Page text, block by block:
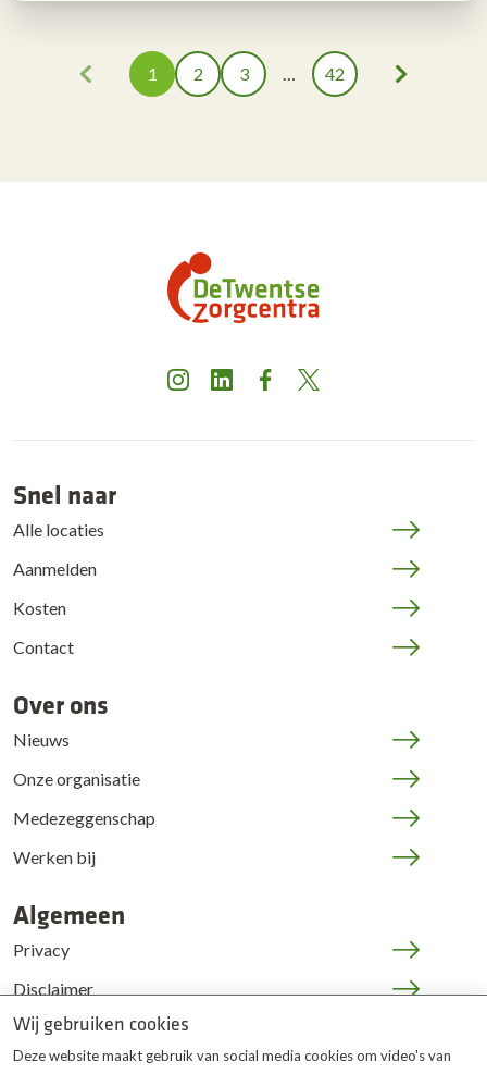
Vorige
1 2 3 … 42
Volgende
InstagramLinkedInFacebook
X
Snel naar
Alle locaties
Aanmelden
Kosten
Contact
Over ons
Nieuws
Onze organisatie
Medezeggenschap
Werken bij
Algemeen
Privacy
Disclaimer
Cookies
JOP | medewerkers
Wij gebruiken cookies
Deze website maakt gebruik van social media cookies om video's van